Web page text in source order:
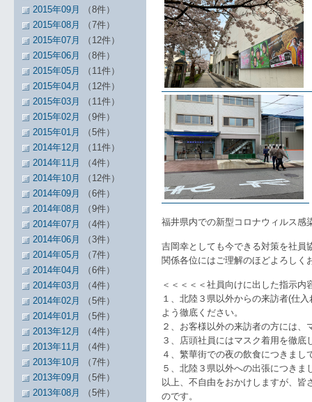
福井県内での新型コロナウィルス感
吉岡幸としても今できる対策を社員
関係各位にはご理解のほどよろしく
＜＜＜＜＜社員向けに出した指示内
１、北陸３県以外からの来訪者(仕
よう徹底ください。
２、お客様以外の来訪者の方には、
３、店頭社員にはマスク着用を徹底
４、繁華街での夜の飲食につきまし
５、北陸３県以外への出張につきま
以上、不自由をおかけしますが、
のです。
2015年09月
（8件）
2015年08月
（7件）
2015年07月
（12件）
2015年06月
（8件）
2015年05月
（11件）
2015年04月
（12件）
2015年03月
（11件）
2015年02月
（9件）
2015年01月
（5件）
2014年12月
（11件）
2014年11月
（4件）
2014年10月
（12件）
2014年09月
（6件）
2014年08月
（9件）
2014年07月
（4件）
2014年06月
（3件）
2014年05月
（7件）
2014年04月
（6件）
2014年03月
（4件）
2014年02月
（5件）
2014年01月
（5件）
2013年12月
（4件）
2013年11月
（4件）
2013年10月
（7件）
2013年09月
（5件）
2013年08月
（5件）